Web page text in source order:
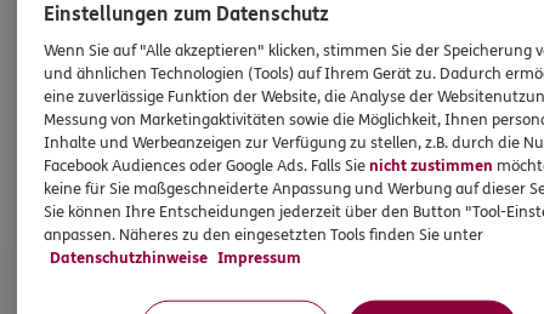
Unsere Agentur
Standorte
Sponsoring
Einkommens-& Existenzsicherung
Jobangebote
Einstellungen zum Datenschutz
Wenn Sie auf "Alle akzeptieren" klicken, stimmen Sie der Speicherung
und ähnlichen Technologien (Tools) auf Ihrem Gerät zu. Dadurch
eine zuverlässige Funktion der Website, die Analyse der
Messung von Marketingaktivitäten sowie die Möglichkeit, Ihnen
Inhalte und Werbeanzeigen zur Verfügung zu stellen, z.B. durch die
Facebook Audiences oder Google Ads. Falls Sienicht zustimmen
keine für Sie maßgeschneiderte Anpassung und Werbung auf dieser
Sie können Ihre Entscheidungen jederzeit über den Button "Tool-
anpassen. Näheres zu den eingesetzten Tools finden Sie unter
Datenschutzhinweise Impressum